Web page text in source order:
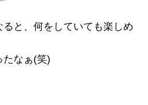
と、何をしていても楽しめ
たなぁ(笑)